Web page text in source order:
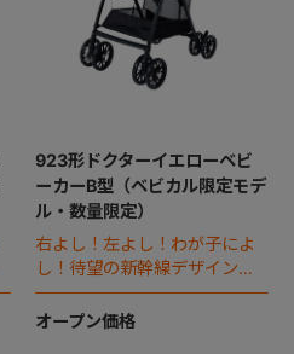
923形ドクターイエローベビ
ーカーB型（ベビカル限定モデ
ル・数量限定）
右よし！左よし！わが子によ
し！待望の新幹線デザインのB
型ベビーカー誕生。
オープン価格